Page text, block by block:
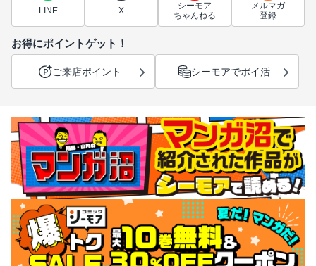
LINE X
シーモア
ちゃんねる
メルマガ
登録
お得にポイントゲット！
ご来店ポイント シーモアでポイ活